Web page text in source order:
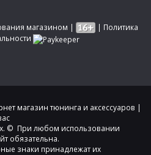
магазином | | Политика
магазин тюнинга и аксессуаров |
© При любом использовании
обязательна.
знаки принадлежат их